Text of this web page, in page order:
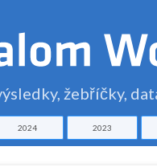
žebříčky,
2024 2023